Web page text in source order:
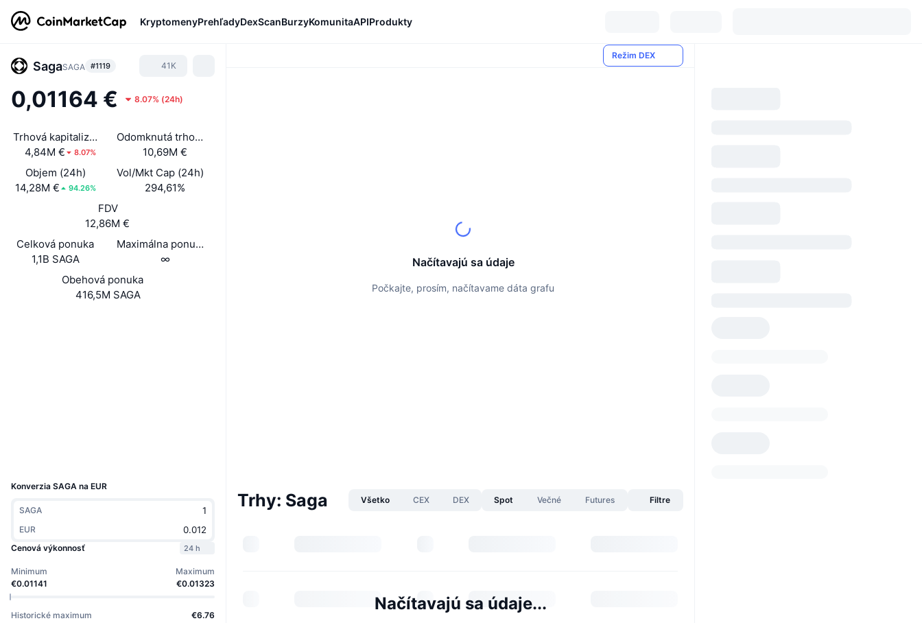
KryptomenyPrehľadyDexScanBurzyKomunitaAPIProdukty
SagaSAGA #1119 41K
0,01164 € 8.07% (24h)
Trhová kapitalizácia
4,84M €
8.07%
Odomknutá trhová kap.
10,69M €
Objem (24h)
14,28M €
94.26%
Vol/Mkt Cap (24h)
294,61%
FDV
12,86M €
Celková ponuka
1,1B SAGA
Maximálna ponuka
∞
Obehová ponuka
416,5M SAGA
Konverzia SAGA na EUR
SAGA
EUR
Cenová výkonnosť
24 h
Minimum
€0.01141
Maximum
€0.01323
Historické maximum €6.76
Režim DEX
Načítavajú sa údaje
Počkajte, prosím, načítavame dáta grafu
Trhy: Saga Všetko CEX DEX Spot Večné Futures Filtre
Načítavajú sa údaje...